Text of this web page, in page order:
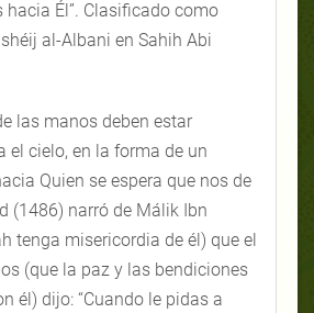
hacia Él”. Clasificado como
al-Albani en Sahih Abi
las manos deben estar
el cielo, en la forma de un
Quien se espera que nos de
(1486) narró de Málik Ibn
tenga misericordia de él) que el
(que la paz y las bendiciones
él) dijo: “Cuando le pidas a